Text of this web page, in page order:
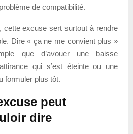
de compatibilité.
cette excuse sert surtout à rendre
Dire « ça ne me convient plus »
que d’avouer une baisse
qui s’est éteinte ou une
formuler plus tôt.
peut
dire